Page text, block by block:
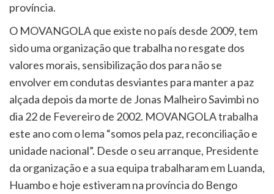
província.
O MOVANGOLA que existe no país desde 2009, tem
sido uma organização que trabalha no resgate dos
valores morais, sensibilização dos para não se
envolver em condutas desviantes para manter a paz
alçada depois da morte de Jonas Malheiro Savimbi no
dia 22 de Fevereiro de 2002. MOVANGOLA trabalha
este ano com o lema “somos pela paz, reconciliação e
unidade nacional”. Desde o seu arranque, Presidente
da organização e a sua equipa trabalharam em Luanda,
Huambo e hoje estiveram na província do Bengo